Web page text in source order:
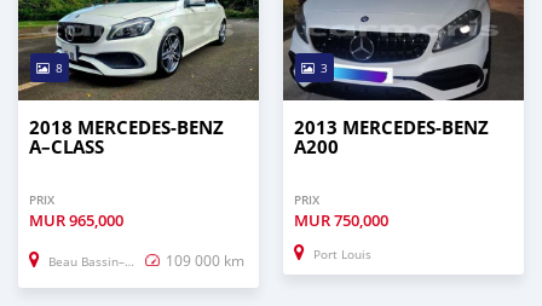
8
2018 MERCEDES-BENZ
A–CLASS
PRIX
MUR965,000
Beau Bassin–Rose Hill 109 000 km
3
2013 MERCEDES-BENZ
A200
PRIX
MUR750,000
Port Louis